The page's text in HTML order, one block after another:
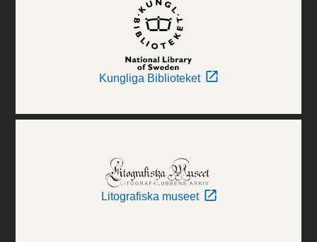
Kungliga Biblioteket
Litografiska museet